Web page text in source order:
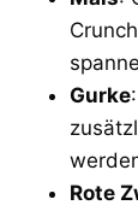
Gurke
Rote